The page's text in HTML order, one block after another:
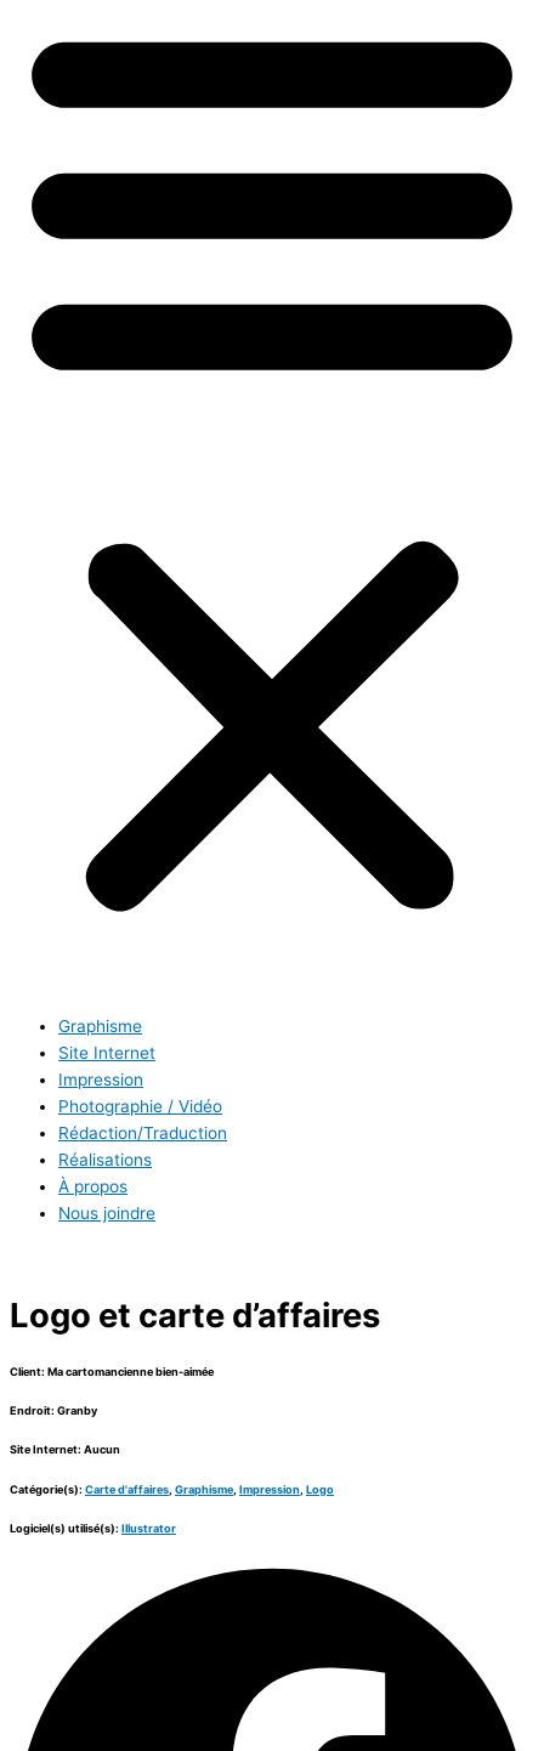
Graphisme
Site Internet
Impression
Photographie / Vidéo
Rédaction/Traduction
Réalisations
À propos
Nous joindre
Logo et carte d’affaires
Client: Ma cartomancienne bien-aimée
Endroit: Granby
Site Internet: Aucun
Catégorie(s): Carte d'affaires Graphisme Impression Logo
Logiciel(s) utilisé(s): Illustrator